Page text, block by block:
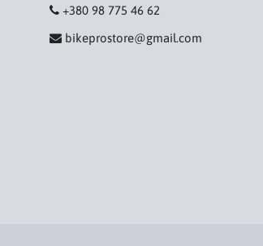
+380 98 775 46 62
bikeprostore@gmail.com